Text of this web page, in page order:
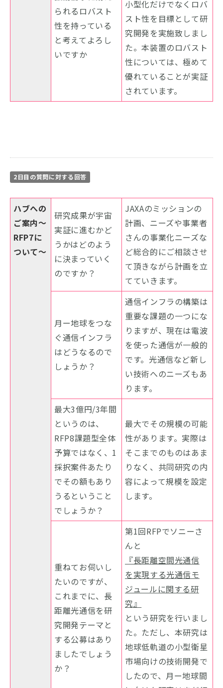
られるロバスト
性を持っている
と考えてよろし
いですか
小型化だけでなくロバ
スト性を目標として研
究開発を実施致しまし
た。本装置のロバスト
性については、極めて
優れていることが実証
されています。
2日目の質問に対する回答
ハブへの
ご案内～
RFP7に
ついて～
研究成果が宇宙
実証に進むかど
うかはどのよう
に決まっていく
のですか？
JAXAのミッションの
計画、ニーズや事業者
さんの事業化ニーズな
ど総合的にご相談させ
て頂きながら計画を立
てていきます。
月ー地球をつな
ぐ通信インフラ
はどうなるので
しょうか？
通信インフラの構築は
重要な課題の一つにな
りますが、現在は電波
を使った通信が一般的
です。光通信など新し
い技術へのニーズもあ
ります。
最大3億円/3年間
というのは、
RFP8課題型全体
予算ではなく、1
採択案件あたり
でその額もあり
うるということ
でしょうか？
最大でその規模の可能
性があります。実際は
そこまでのものはあま
りなく、共同研究の内
容によって規模を設定
します。
重ねてお伺いし
たいのですが、
これまでに、長
距離光通信を研
究開発テーマと
する公募はあり
ましたでしょう
か？
第1回RFPでソニーさ
んと
『長距離空間光通信
を実現する光通信モ
ジュールに関する研
究』
という研究を行いまし
た。ただし、本研究は
地球低軌道の小型衛星
市場向けの技術開発で
したので、月ー地球間